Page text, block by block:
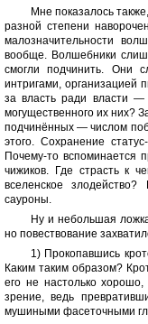
Мне показалось
разной степени
малозначительности
вообще. Волшебники
смогли подчинить. Они
интригами, организацией
за власть ради власти
могущественного их них?
подчинённых — числом
этого. Сохранение
Почему-то вспоминается
чижиков. Где страсть к
вселенское
сауроны.
Ну и небольшая
но повествование
1) Прокопавшись
Каким таким образом?
его не настолько
зрение, ведь
мушиными фасеточными